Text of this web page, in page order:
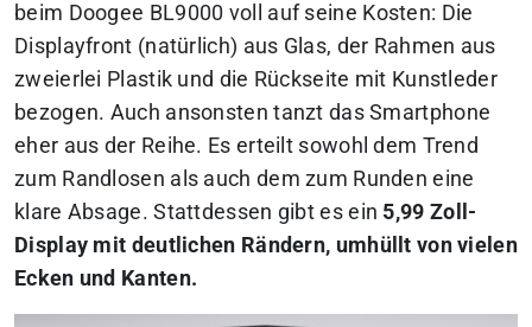
beim Doogee BL9000 voll auf seine Kosten: Die
Displayfront (natürlich) aus Glas, der Rahmen aus
zweierlei Plastik und die Rückseite mit Kunstleder
bezogen. Auch ansonsten tanzt das Smartphone
eher aus der Reihe. Es erteilt sowohl dem Trend
zum Randlosen als auch dem zum Runden eine
klare Absage. Stattdessen gibt es ein 5,99 Zoll-
Display mit deutlichen Rändern, umhüllt von vielen
Ecken und Kanten.